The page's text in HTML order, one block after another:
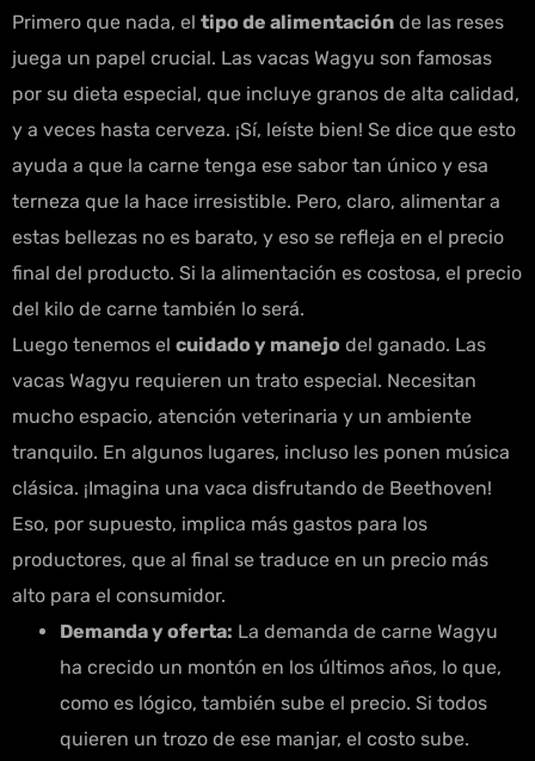
Primero que nada, el tipo de alimentación de las reses
juega un papel crucial. Las vacas Wagyu son famosas
por su dieta especial, que incluye granos de alta calidad,
y a veces hasta cerveza. ¡Sí, leíste bien! Se dice que esto
ayuda a que la carne tenga ese sabor tan único y esa
terneza que la hace irresistible. Pero, claro, alimentar a
estas bellezas no es barato, y eso se refleja en el precio
final del producto. Si la alimentación es costosa, el precio
del kilo de carne también lo será.
Luego tenemos el cuidado y manejo del ganado. Las
vacas Wagyu requieren un trato especial. Necesitan
mucho espacio, atención veterinaria y un ambiente
tranquilo. En algunos lugares, incluso les ponen música
clásica. ¡Imagina una vaca disfrutando de Beethoven!
Eso, por supuesto, implica más gastos para los
productores, que al final se traduce en un precio más
alto para el consumidor.
Demanda y oferta: La demanda de carne Wagyu
ha crecido un montón en los últimos años, lo que,
como es lógico, también sube el precio. Si todos
quieren un trozo de ese manjar, el costo sube.